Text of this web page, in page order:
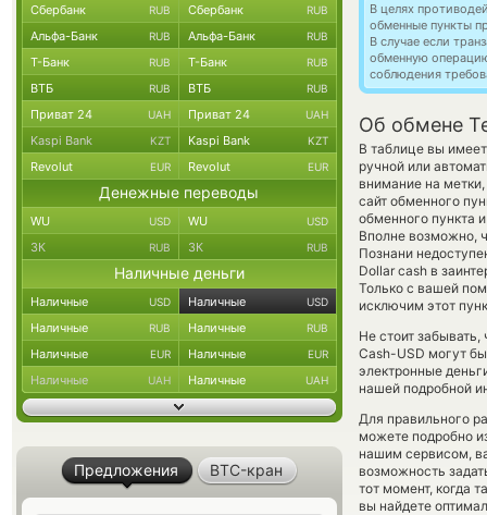
В целях
обменные пункты
В случае если
обменную
соблюдения
Об обмене
В таблице вы
ручной или
внимание на
сайт обменного
обменного пункта
Вполне возможно,
Познани
Dollar cash в
Только с вашей
исключим этот
Не стоит
Cash-USD могут
электронные
нашей подробной
Для правильного
можете подробно
нашим сервисом,
возможность
тот момент, когда
вы найдете
Сбербанк RUB Сбербанк RUB
Альфа-Банк RUB Альфа-Банк RUB
Т-Банк RUB Т-Банк RUB
ВТБ RUB ВТБ RUB
Приват 24 UAH Приват 24 UAH
Kaspi Bank KZT Kaspi Bank KZT
Revolut EUR Revolut EUR
Денежные переводы
WU USD WU USD
ЗК RUB ЗК RUB
Наличные деньги
Наличные USD Наличные USD
Наличные RUB Наличные RUB
Наличные EUR Наличные EUR
Наличные UAH Наличные UAH
Предложения BTC-кран